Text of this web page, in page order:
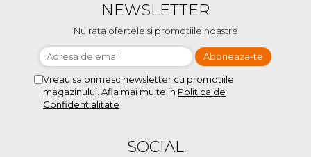
NEWSLETTER
Nu rata ofertele si promotiile noastre
Vreau sa primesc newsletter cu promotiile
magazinului. Afla mai multe in Politica de
Confidentialitate
SOCIAL